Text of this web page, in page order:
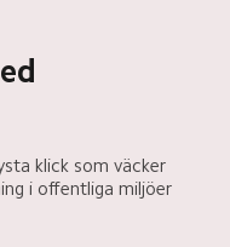
klick som väcker
i offentliga miljöer